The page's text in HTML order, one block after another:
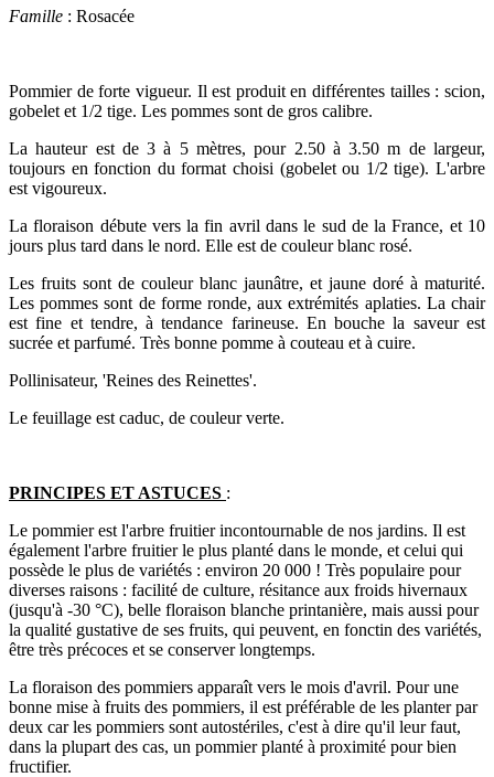
Famille : Rosacée
Pommier de forte vigueur. Il est produit en différentes tailles : scion,
gobelet et 1/2 tige. Les pommes sont de gros calibre.
La hauteur est de 3 à 5 mètres, pour 2.50 à 3.50 m de largeur,
toujours en fonction du format choisi (gobelet ou 1/2 tige). L'arbre
est vigoureux.
La floraison débute vers la fin avril dans le sud de la France, et 10
jours plus tard dans le nord. Elle est de couleur blanc rosé.
Les fruits sont de couleur blanc jaunâtre, et jaune doré à maturité.
Les pommes sont de forme ronde, aux extrémités aplaties. La chair
est fine et tendre, à tendance farineuse. En bouche la saveur est
sucrée et parfumé. Très bonne pomme à couteau et à cuire.
Pollinisateur, 'Reines des Reinettes'.
Le feuillage est caduc, de couleur verte.
PRINCIPES ET ASTUCES :
Le pommier est l'arbre fruitier incontournable de nos jardins. Il est
également l'arbre fruitier le plus planté dans le monde, et celui qui
possède le plus de variétés : environ 20 000 ! Très populaire pour
diverses raisons : facilité de culture, résitance aux froids hivernaux
(jusqu'à -30 °C), belle floraison blanche printanière, mais aussi pour
la qualité gustative de ses fruits, qui peuvent, en fonctin des variétés,
être très précoces et se conserver longtemps.
La floraison des pommiers apparaît vers le mois d'avril. Pour une
bonne mise à fruits des pommiers, il est préférable de les planter par
deux car les pommiers sont autostériles, c'est à dire qu'il leur faut,
dans la plupart des cas, un pommier planté à proximité pour bien
fructifier.